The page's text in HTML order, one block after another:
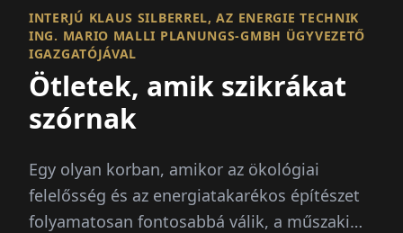
INTERJÚ KLAUS SILBERREL, AZ ENERGIE TECHNIK
ING. MARIO MALLI PLANUNGS-GMBH ÜGYVEZETŐ
IGAZGATÓJÁVAL
Ötletek, amik szikrákat
szórnak
Egy olyan korban, amikor az ökológiai
felelősség és az energiatakarékos építészet
folyamatosan fontosabbá válik, a műszaki